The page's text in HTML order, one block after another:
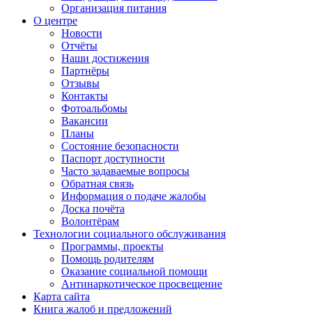
Организация питания
О центре
Новости
Отчёты
Наши достижения
Партнёры
Отзывы
Контакты
Фотоальбомы
Вакансии
Планы
Состояние безопасности
Паспорт доступности
Часто задаваемые вопросы
Обратная связь
Информация о подаче жалобы
Доска почёта
Волонтёрам
Технологии социального обслуживания
Программы, проекты
Помощь родителям
Оказание социальной помощи
Антинаркотическое просвещение
Карта сайта
Книга жалоб и предложений